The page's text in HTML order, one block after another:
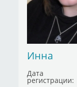
Инна
Дата
регистрации: